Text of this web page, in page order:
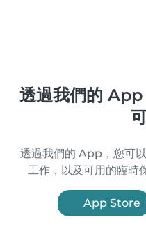
透過我們的 App
透過我們的 App，您可
工作，以及可用的臨時
App Store